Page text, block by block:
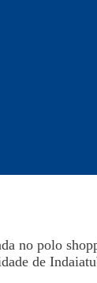
no polo
de